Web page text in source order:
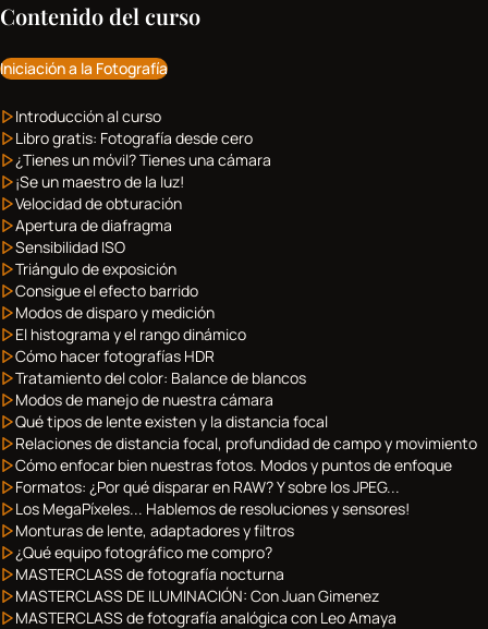
Contenido del curso
Iniciación a la Fotografía
Introducción al curso
Libro gratis: Fotografía desde cero
¿Tienes un móvil? Tienes una cámara
¡Se un maestro de la luz!
Velocidad de obturación
Apertura de diafragma
Sensibilidad ISO
Triángulo de exposición
Consigue el efecto barrido
Modos de disparo y medición
El histograma y el rango dinámico
Cómo hacer fotografías HDR
Tratamiento del color: Balance de blancos
Modos de manejo de nuestra cámara
Qué tipos de lente existen y la distancia focal
Relaciones de distancia focal, profundidad de campo y movimiento
Cómo enfocar bien nuestras fotos. Modos y puntos de enfoque
Formatos: ¿Por qué disparar en RAW? Y sobre los JPEG...
Los MegaPíxeles... Hablemos de resoluciones у sensores!
Monturas de lente, adaptadores y filtros
¿Qué equipo fotográfico me compro?
MASTERCLASS de fotografía nocturna
MASTERCLASS DE ILUMINACIÓN: Con Juan Gimenez
MASTERCLASS de fotografía analógica con Leo Amaya